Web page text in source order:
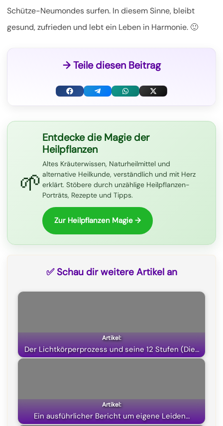
Schütze-Neumondes surfen. In diesem Sinne, bleibt
gesund, zufrieden und lebt ein Leben in Harmonie. 🙂
→ Teile diesen Beitrag
F
e
b
o
o
T
g
a
W
s
A
p
X
i
)
🌱
Entdecke die Magie der
Heilpflanzen
Altes Kräuterwissen, Naturheilmittel und
alternative Heilkunde, verständlich und mit Herz
erklärt. Stöbere durch unzählige Heilpflanzen-
Porträts, Rezepte und Tipps.
Zur Heilpflanzen Magie →
✅ Schau dir weitere Artikel an
Der Lichtkörperprozess und seine 12 Stufen (Die…
Ein ausführlicher Bericht um eigene Leiden…